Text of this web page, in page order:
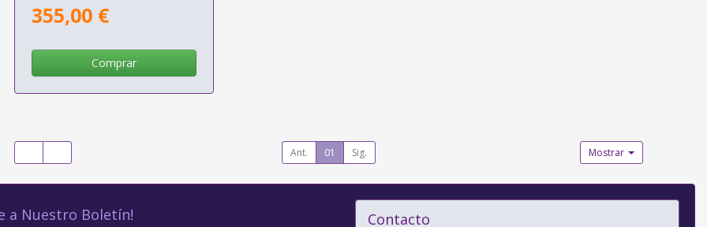
355,00 €
Comprar
Ant. 01 Sig. Mostrar
a Nuestro Boletín! Contacto